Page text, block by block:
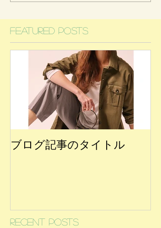
Featured Posts
ブログ記事のタイトル
Recent Posts